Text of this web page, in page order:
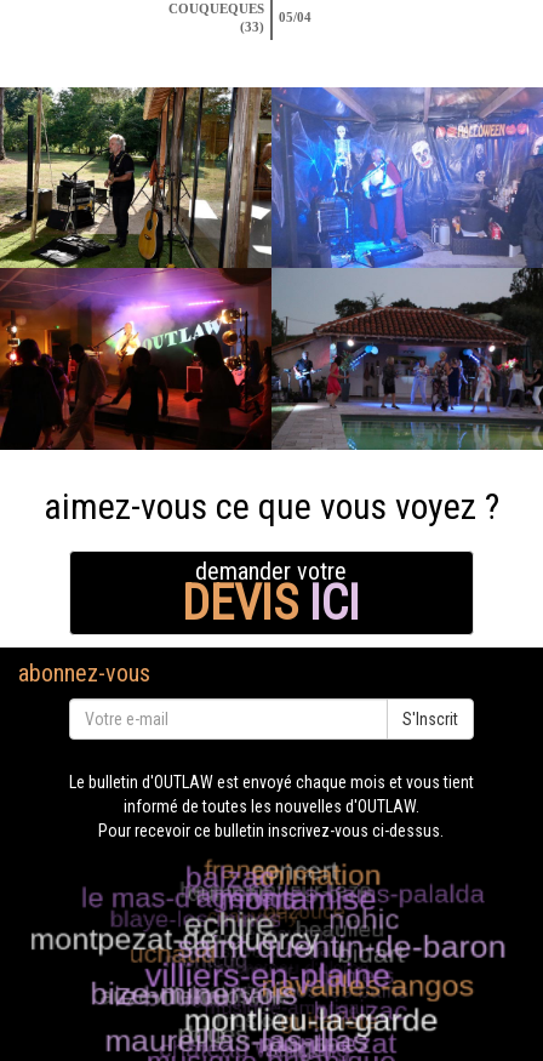
COUQUEQUES
(33)
05/04
aimez-vous ce que vous voyez ?
demander votre
DEVIS ICI
abonnez-vous
S'Inscrit
Le bulletin d'OUTLAW est envoyé chaque mois et vous tient
informé de toutes les nouvelles d'OUTLAW.
Pour recevoir ce bulletin inscrivez-vous ci-dessus.